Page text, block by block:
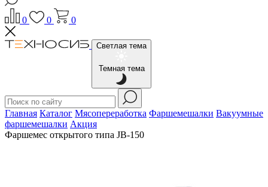
0 0 0
Светлая тема
Темная тема
Главная Каталог Мясопереработка Фаршемешалки Вакуумные
фаршемешалки Акция
Фаршемес открытого типа JB-150